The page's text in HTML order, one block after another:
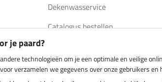
Dekenwasservice
Catalogus bestellen
Verzending per
je paard?
technologieën om je een optimale en veilige
verzamelen we gegevens over onze gebruikers